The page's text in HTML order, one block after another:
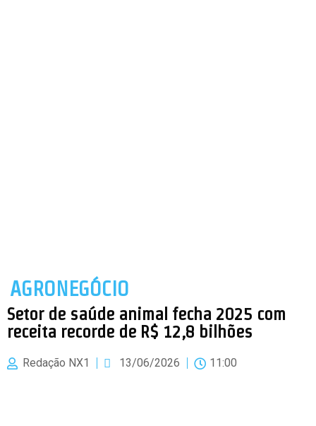
AGRONEGÓCIO
Setor de saúde animal fecha 2025 com
receita recorde de R$ 12,8 bilhões
Redação NX1 13/06/2026 11:00